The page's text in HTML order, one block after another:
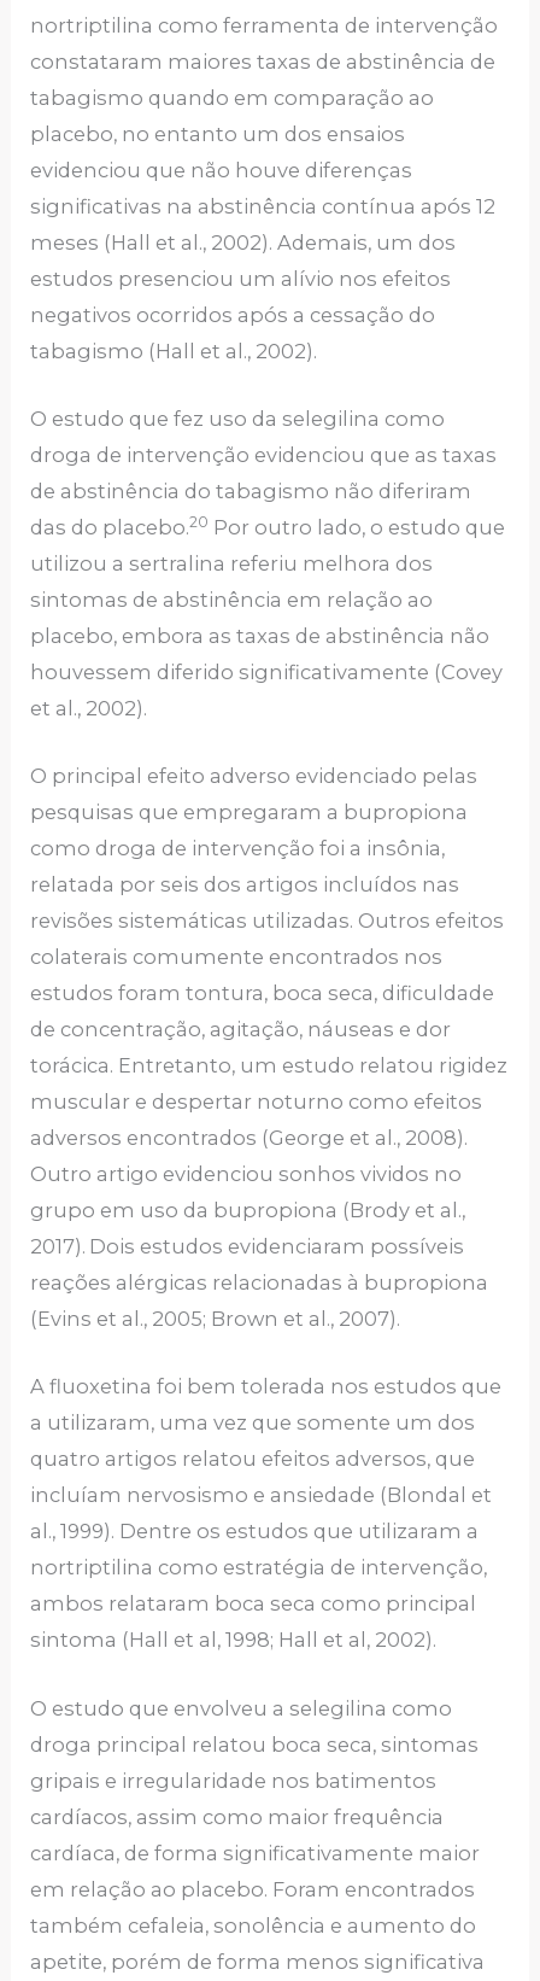
nortriptilina como ferramenta de intervenção
constataram maiores taxas de abstinência de
tabagismo quando em comparação ao
placebo, no entanto um dos ensaios
evidenciou que não houve diferenças
significativas na abstinência contínua após 12
meses (Hall et al., 2002). Ademais, um dos
estudos presenciou um alívio nos efeitos
negativos ocorridos após a cessação do
tabagismo (Hall et al., 2002).
O estudo que fez uso da selegilina como
droga de intervenção evidenciou que as taxas
de abstinência do tabagismo não diferiram
das do placebo.20 Por outro lado, o estudo que
utilizou a sertralina referiu melhora dos
sintomas de abstinência em relação ao
placebo, embora as taxas de abstinência não
houvessem diferido significativamente (Covey
et al., 2002).
O principal efeito adverso evidenciado pelas
pesquisas que empregaram a bupropiona
como droga de intervenção foi a insônia,
relatada por seis dos artigos incluídos nas
revisões sistemáticas utilizadas. Outros efeitos
colaterais comumente encontrados nos
estudos foram tontura, boca seca, dificuldade
de concentração, agitação, náuseas e dor
torácica. Entretanto, um estudo relatou rigidez
muscular e despertar noturno como efeitos
adversos encontrados (George et al., 2008).
Outro artigo evidenciou sonhos vividos no
grupo em uso da bupropiona (Brody et al.,
2017). Dois estudos evidenciaram possíveis
reações alérgicas relacionadas à bupropiona
(Evins et al., 2005; Brown et al., 2007).
A fluoxetina foi bem tolerada nos estudos que
a utilizaram, uma vez que somente um dos
quatro artigos relatou efeitos adversos, que
incluíam nervosismo e ansiedade (Blondal et
al., 1999). Dentre os estudos que utilizaram a
nortriptilina como estratégia de intervenção,
ambos relataram boca seca como principal
sintoma (Hall et al, 1998; Hall et al, 2002).
O estudo que envolveu a selegilina como
droga principal relatou boca seca, sintomas
gripais e irregularidade nos batimentos
cardíacos, assim como maior frequência
cardíaca, de forma significativamente maior
em relação ao placebo. Foram encontrados
também cefaleia, sonolência e aumento do
apetite, porém de forma menos significativa